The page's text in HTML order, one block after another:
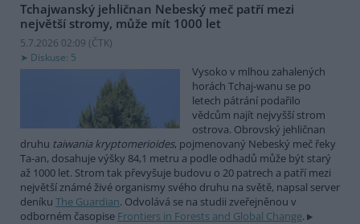
Tchajwanský jehličnan Nebeský meč patří mezi
největší stromy, může mít 1000 let
5.7.2026 02:09 (ČTK)
Diskuse: 5
Vysoko v mlhou zahalených
horách Tchaj-wanu se po
letech pátrání podařilo
vědcům najít nejvyšší strom
ostrova. Obrovský jehličnan
druhu taiwania kryptomerioides, pojmenovaný Nebeský meč řeky
Ta-an, dosahuje výšky 84,1 metru a podle odhadů může být starý
až 1000 let. Strom tak převyšuje budovu o 20 patrech a patří mezi
největší známé živé organismy svého druhu na světě, napsal server
deníku The Guardian. Odvolává se na studii zveřejněnou v
odborném časopise Frontiers in Forests and Global Change.